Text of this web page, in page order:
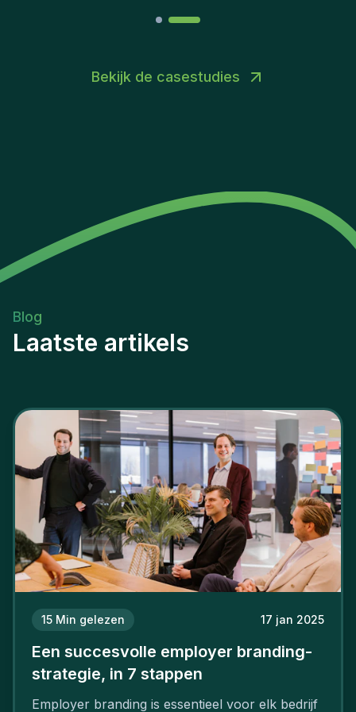
Bekijk de casestudies
Blog
Laatste artikels
15 Min gelezen 17 jan 2025
Een succesvolle employer branding-
strategie, in 7 stappen
Employer branding is essentieel voor elk bedrijf